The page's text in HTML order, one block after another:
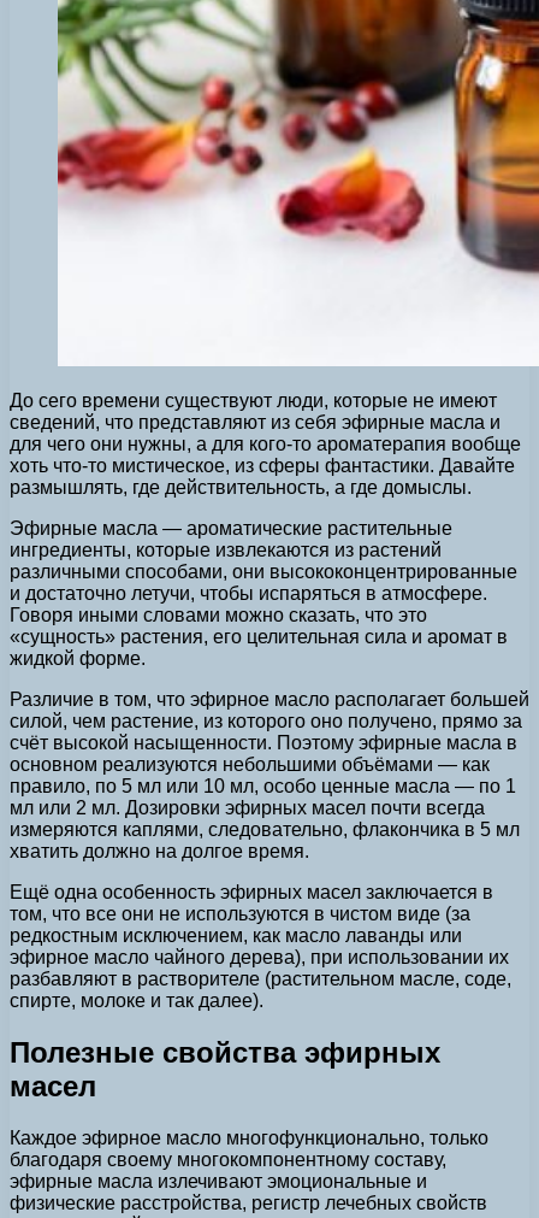
До сего времени существуют люди, которые не имеют
сведений, что представляют из себя эфирные масла и
для чего они нужны, а для кого-то ароматерапия вообще
хоть что-то мистическое, из сферы фантастики. Давайте
размышлять, где действительность, а где домыслы.
Эфирные масла — ароматические растительные
ингредиенты, которые извлекаются из растений
различными способами, они высококонцентрированные
и достаточно летучи, чтобы испаряться в атмосфере.
Говоря иными словами можно сказать, что это
«сущность» растения, его целительная сила и аромат в
жидкой форме.
Различие в том, что эфирное масло располагает большей
силой, чем растение, из которого оно получено, прямо за
счёт высокой насыщенности. Поэтому эфирные масла в
основном реализуются небольшими объёмами — как
правило, по 5 мл или 10 мл, особо ценные масла — по 1
мл или 2 мл. Дозировки эфирных масел почти всегда
измеряются каплями, следовательно, флакончика в 5 мл
хватить должно на долгое время.
Ещё одна особенность эфирных масел заключается в
том, что все они не используются в чистом виде (за
редкостным исключением, как масло лаванды или
эфирное масло чайного дерева), при использовании их
разбавляют в растворителе (растительном масле, соде,
спирте, молоке и так далее).
Полезные свойства эфирных
масел
Каждое эфирное масло многофункционально, только
благодаря своему многокомпонентному составу,
эфирные масла излечивают эмоциональные и
физические расстройства, регистр лечебных свойств